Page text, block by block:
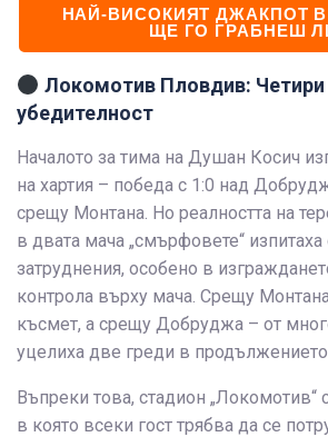
НАЙ-ВИСОКИЯТ ДЖАКПОТ В
ЩЕ ГО ГРАБНЕШ
Локомотив Пловдив: Четири
убедителност
Началото за тима на Душан Косич
на хартия – победа с 1:0 над
срещу Монтана. Но реалността на
в двата мача „смърфовете“ изпитаха
затруднения, особено в
контрола върху мача. Срещу
късмет, а срещу Добруджа – от
уцелиха две греди в
Въпреки това, стадион „Локомотив“
в която всеки гост трябва да се